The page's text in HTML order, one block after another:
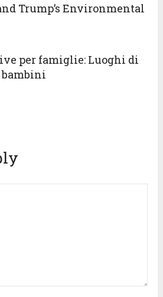
Trump’s Environmental
per famiglie: Luoghi di